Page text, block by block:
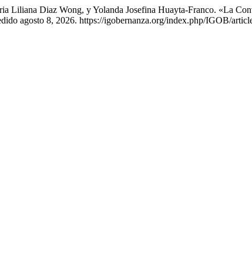
Liliana Diaz Wong, y Yolanda Josefina Huayta-Franco. «La
agosto 8, 2026. https://igobernanza.org/index.php/IGOB/